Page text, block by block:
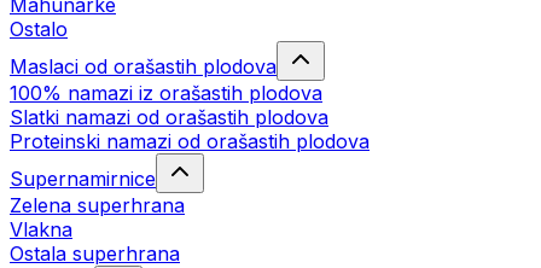
Mahunarke
Ostalo
Maslaci od orašastih plodova
100% namazi iz orašastih plodova
Slatki namazi od orašastih plodova
Proteinski namazi od orašastih plodova
Supernamirnice
Zelena superhrana
Vlakna
Ostala superhrana